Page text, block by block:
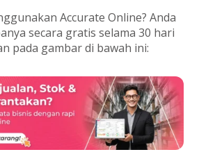
Accurate Online? Anda
secara gratis selama 30 hari
pada gambar di bawah ini: